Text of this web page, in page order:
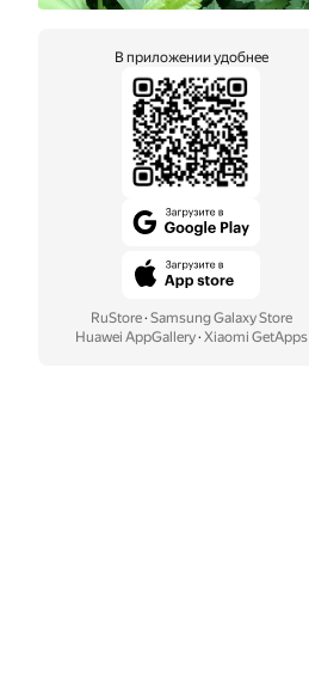
В приложении удобнее
RuStore· Samsung Galaxy Store
Huawei AppGallery· Xiaomi GetApps